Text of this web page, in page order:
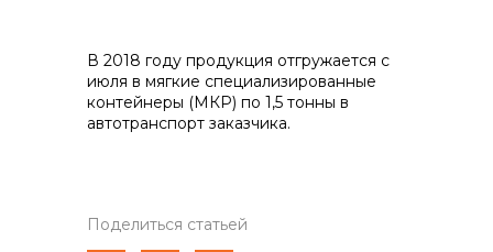
В 2018 году продукция отгружается с
июля в мягкие специализированные
контейнеры (МКР) по 1,5 тонны в
автотранспорт заказчика.
Поделиться статьей